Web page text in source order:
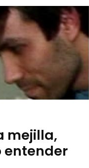
mejilla,
entender